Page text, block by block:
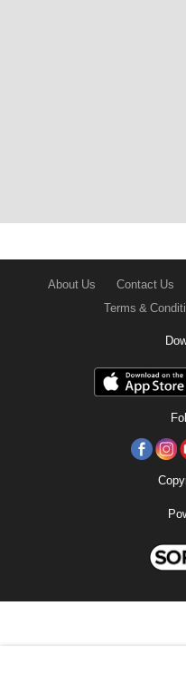
About Us Contact Us
Terms &